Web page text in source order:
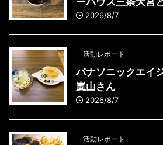
2026/8/7
活動レポート
パナソニックエイ
嵐山さん
2026/8/7
活動レポート